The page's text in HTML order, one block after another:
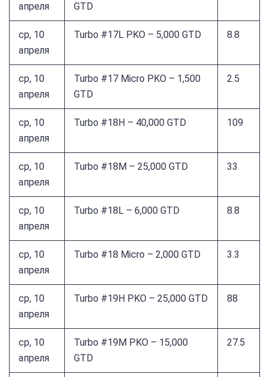
апреля
GTD
ср, 10
апреля
Turbo #17L PKO – 5,000 GTD 8.8
ср, 10
апреля
Turbo #17 Micro PKO – 1,500
GTD
2.5
ср, 10
апреля
Turbo #18H – 40,000 GTD 109
ср, 10
апреля
Turbo #18M – 25,000 GTD 33
ср, 10
апреля
Turbo #18L – 6,000 GTD 8.8
ср, 10
апреля
Turbo #18 Micro – 2,000 GTD 3.3
ср, 10
апреля
Turbo #19H PKO – 25,000 GTD 88
ср, 10
апреля
Turbo #19M PKO – 15,000
GTD
27.5